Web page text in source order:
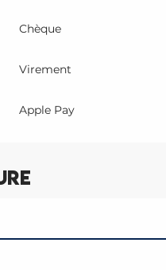
Chèque
Virement
Apple Pay